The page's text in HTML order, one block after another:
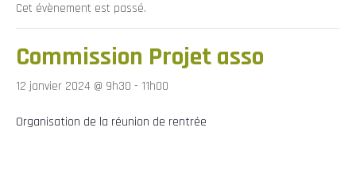
Cet évènement est passé.
Commission Projet asso
12 janvier 2024 @ 9h30 - 11h00
Organisation de la réunion de rentrée